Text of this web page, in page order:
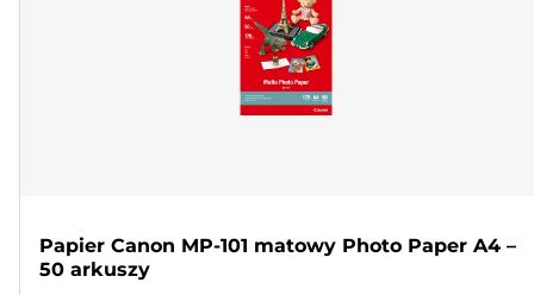
Papier Canon MP-101 matowy Photo Paper A4 –
50 arkuszy